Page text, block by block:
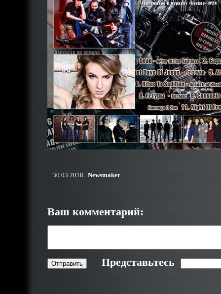
30.03.2018 Newsmaker
Ваш комментарий:
Представьтесь